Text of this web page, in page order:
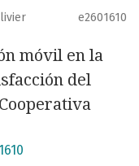
e2601610
móvil en la
del